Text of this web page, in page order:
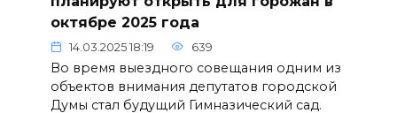
октябре 2025 года
14.03.2025 18:19 639
Во время выездного совещания одним из
объектов внимания депутатов городской
Думы стал будущий Гимназический сад.